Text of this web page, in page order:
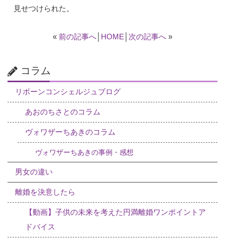
見せつけられた。
« 前の記事へ HOME 次の記事へ »
コラム
リボーンコンシェルジュブログ
あおのちさとのコラム
ヴォワザーちあきのコラム
ヴォワザーちあきの事例・感想
男女の違い
離婚を決意したら
【動画】子供の未来を考えた円満離婚ワンポイントア
ドバイス